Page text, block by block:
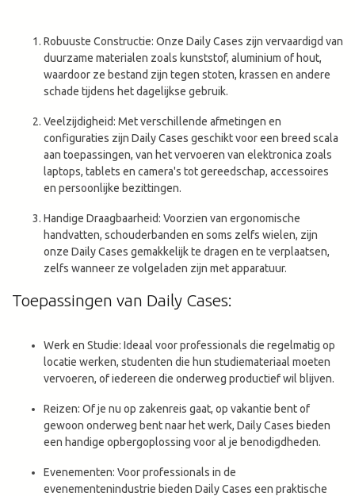
Robuuste Constructie: Onze Daily Cases zijn vervaardigd van
duurzame materialen zoals kunststof, aluminium of hout,
waardoor ze bestand zijn tegen stoten, krassen en andere
schade tijdens het dagelijkse gebruik.
Veelzijdigheid: Met verschillende afmetingen en
configuraties zijn Daily Cases geschikt voor een breed scala
aan toepassingen, van het vervoeren van elektronica zoals
laptops, tablets en camera's tot gereedschap, accessoires
en persoonlijke bezittingen.
Handige Draagbaarheid: Voorzien van ergonomische
handvatten, schouderbanden en soms zelfs wielen, zijn
onze Daily Cases gemakkelijk te dragen en te verplaatsen,
zelfs wanneer ze volgeladen zijn met apparatuur.
Toepassingen van Daily Cases:
Werk en Studie: Ideaal voor professionals die regelmatig op
locatie werken, studenten die hun studiemateriaal moeten
vervoeren, of iedereen die onderweg productief wil blijven.
Reizen: Of je nu op zakenreis gaat, op vakantie bent of
gewoon onderweg bent naar het werk, Daily Cases bieden
een handige opbergoplossing voor al je benodigdheden.
Evenementen: Voor professionals in de
evenementenindustrie bieden Daily Cases een praktische